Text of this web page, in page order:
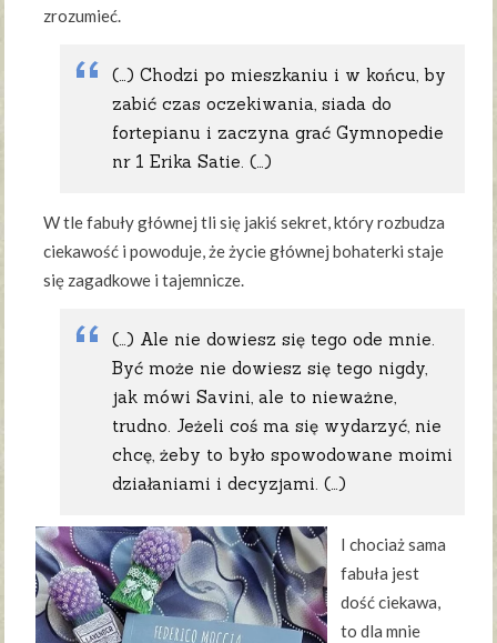
zrozumieć.
(…) Chodzi po mieszkaniu i w końcu, by
zabić czas oczekiwania, siada do
fortepianu i zaczyna grać Gymnopedie
nr 1 Erika Satie. (…)
W tle fabuły głównej tli się jakiś sekret, który rozbudza
ciekawość i powoduje, że życie głównej bohaterki staje
się zagadkowe i tajemnicze.
(…) Ale nie dowiesz się tego ode mnie.
Być może nie dowiesz się tego nigdy,
jak mówi Savini, ale to nieważne,
trudno. Jeżeli coś ma się wydarzyć, nie
chcę, żeby to było spowodowane moimi
działaniami i decyzjami. (…)
I chociaż sama
fabuła jest
dość ciekawa,
to dla mnie